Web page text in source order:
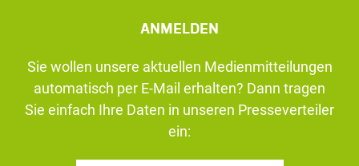
ANMELDEN
Sie wollen unsere aktuellen Medienmitteilungen
automatisch per E-Mail erhalten? Dann tragen
Sie einfach Ihre Daten in unseren Presseverteiler
ein: